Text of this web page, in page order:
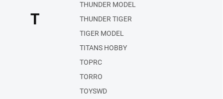
T
THUNDER MODEL
THUNDER TIGER
TIGER MODEL
TITANS HOBBY
TOPRC
TORRO
TOYSWD